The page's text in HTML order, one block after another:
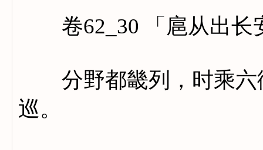
卷62_30 「扈从出长
分野都畿列，时乘六
巡。